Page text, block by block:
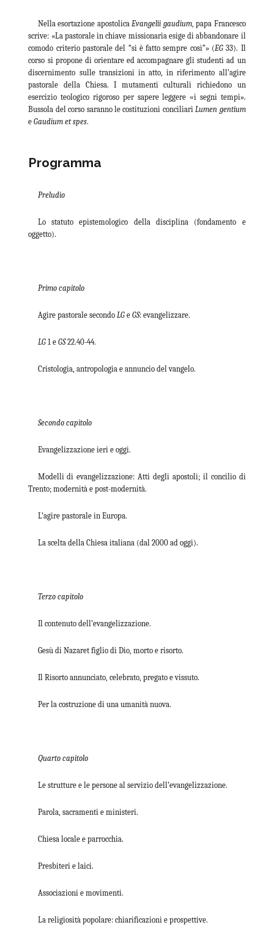
Nella esortazione apostolicaEvangelii gaudium, papa Francesco
scrive: «La pastorale in chiave missionaria esige di abbandonare il
comodo criterio pastorale del “si è fatto sempre così”» (EG 33). Il
corso si propone di orientare ed accompagnare gli studenti ad un
discernimento sulle transizioni in atto, in riferimento all’agire
pastorale della Chiesa. I mutamenti culturali richiedono un
esercizio teologico rigoroso per sapere leggere«i segni tempi».
Bussola del corso saranno le costituzioni conciliariLumen gentium
eGaudium et spes.
Programma
Preludio
Lo statuto epistemologico della disciplina (fondamento e
oggetto).
Primo capitolo
Agire pastorale secondo LGe GS: evangelizzare.
LG1 e GS22.40-44.
Cristologia, antropologia e annuncio del vangelo.
Secondo capitolo
Evangelizzazione ieri e oggi.
Modelli di evangelizzazione: Atti degli apostoli; il concilio di
Trento; modernità e post-modernità.
L’agire pastorale in Europa.
La scelta della Chiesa italiana (dal 2000 ad oggi).
Terzo capitolo
Il contenuto dell’evangelizzazione.
Gesù di Nazaret figlio di Dio, morto e risorto.
Il Risorto annunciato, celebrato, pregato e vissuto.
Per la costruzione di una umanità nuova.
Quarto capitolo
Le strutture e le persone al servizio dell’evangelizzazione.
Parola, sacramenti e ministeri.
Chiesa locale e parrocchia.
Presbiteri e laici.
Associazioni e movimenti.
La religiosità popolare: chiarificazioni e prospettive.